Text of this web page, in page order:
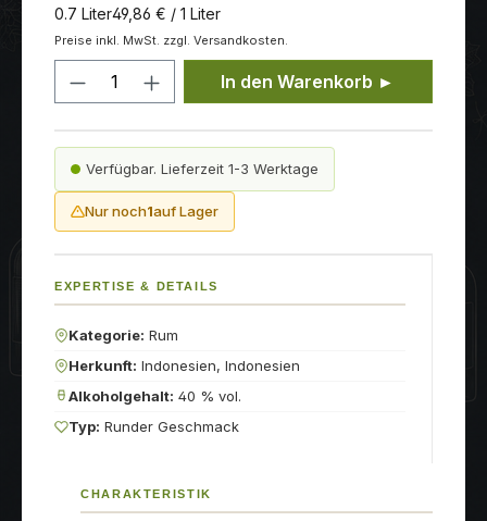
0.7 Liter49,86 € / 1 Liter
Preise inkl. MwSt. zzgl. Versandkosten.
Produkt Anzahl: Gib den
In den Warenkorb ►
Verfügbar. Lieferzeit 1-3 Werktage
Nur noch1auf Lager
EXPERTISE & DETAILS
Kategorie: Rum
Herkunft: Indonesien, Indonesien
Alkoholgehalt: 40 % vol.
Typ: Runder Geschmack
CHARAKTERISTIK